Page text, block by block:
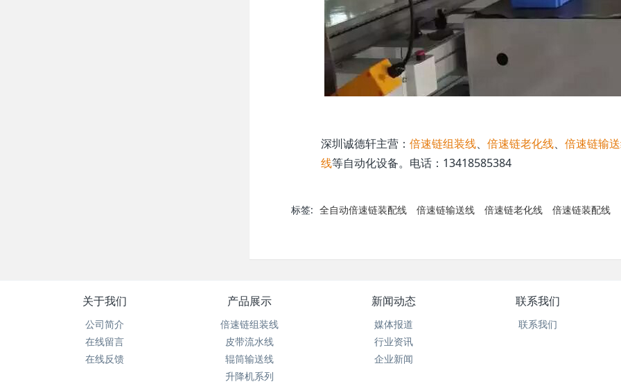
深圳诚德轩主营：倍速链组装线、倍速链老化线、倍速链输
线等自动化设备。电话：13418585384
标签: 全自动倍速链装配线 倍速链输送线 倍速链老化线 倍速链装配线
关于我们
公司简介
在线留言
在线反馈
产品展示
倍速链组装线
皮带流水线
辊筒输送线
升降机系列
新闻动态
媒体报道
行业资讯
企业新闻
联系我们
联系我们